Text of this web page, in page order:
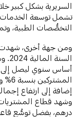
تشمل توسعة الخدمات
التخصُّصات الطبية،
ومن جهة أخرى، شهدت
درهم، بفضل توسُّع